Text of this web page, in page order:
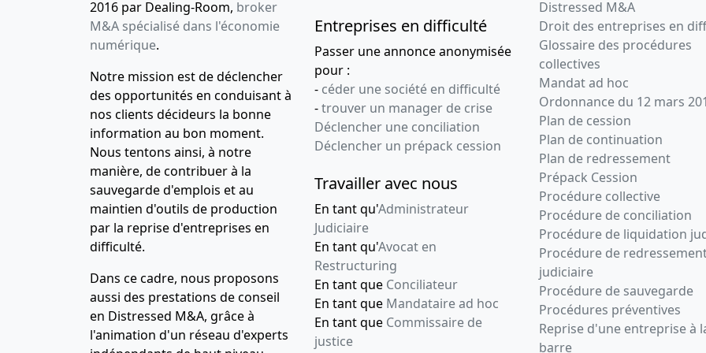
2016 par Dealing-Room, broker
M&A spécialisé dans l'économie
numérique.
Notre mission est de déclencher
des opportunités en conduisant à
nos clients décideurs la bonne
information au bon moment.
Nous tentons ainsi, à notre
manière, de contribuer à la
sauvegarde d'emplois et au
maintien d'outils de production
par la reprise d'entreprises en
difficulté.
Dans ce cadre, nous proposons
aussi des prestations de conseil
en Distressed M&A, grâce à
l'animation d'un réseau d'experts
Entreprises en difficulté
Passer une annonce anonymisée
pour :
- céder une société en difficulté
-trouver un manager de crise
Déclencher une conciliation
Déclencher un prépack cession
Travailler avec nous
En tant qu'Administrateur
Judiciaire
En tant qu'Avocat en
Restructuring
En tant que Conciliateur
En tant que Mandataire ad hoc
En tant que Commissaire de
justice
Distressed M&A
Droit des entreprises en
Glossaire des procédures
collectives
Mandat ad hoc
Ordonnance du 12 mars
Plan de cession
Plan de continuation
Plan de redressement
Prépack Cession
Procédure collective
Procédure de conciliation
Procédure de liquidation
Procédure de
judiciaire
Procédure de sauvegarde
Procédures préventives
Reprise d'une entreprise à
barre